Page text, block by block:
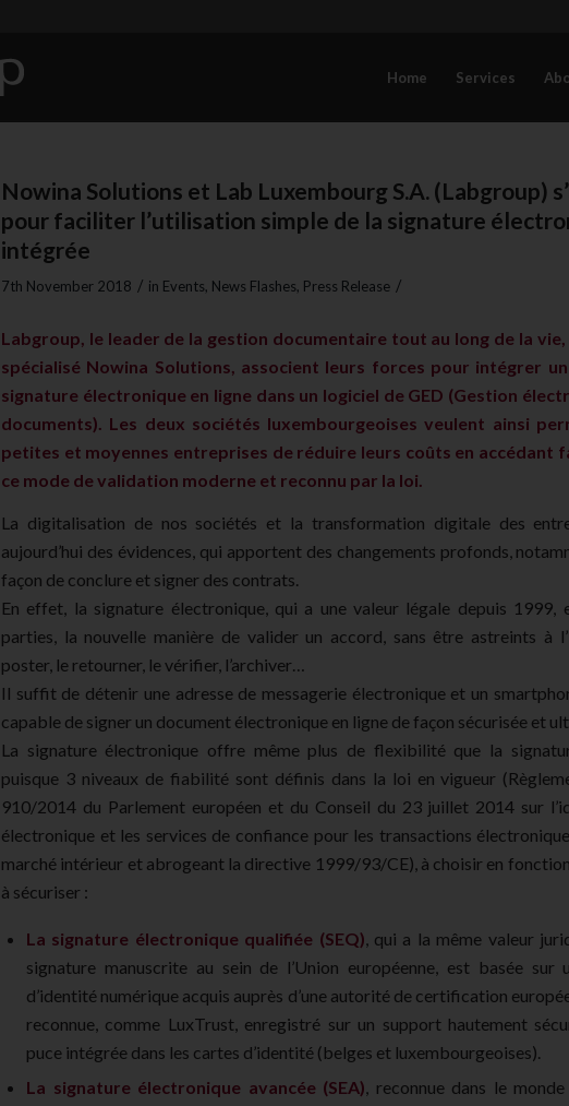
Home Services
Nowina Solutions et Lab Luxembourg S.A. (Labgroup)
pour faciliter l’utilisation simple de la signature
intégrée
7th November 2018 / in Events, News Flashes, Press Release /
Labgroup, le leader de la gestion documentaire tout au long de la vie,
spécialisé Nowina Solutions, associent leurs forces pour intégrer
signature électronique en ligne dans un logiciel de GED (Gestion
documents). Les deux sociétés luxembourgeoises veulent ainsi
petites et moyennes entreprises de réduire leurs coûts en accédant
ce mode de validation moderne et reconnu par la loi.
La digitalisation de nos sociétés et la transformation digitale des
aujourd’hui des évidences, qui apportent des changements profonds,
façon de conclure et signer des contrats.
En effet, la signature électronique, qui a une valeur légale depuis 1999,
parties, la nouvelle manière de valider un accord, sans être astreints à
poster, le retourner, le vérifier, l’archiver…
Il suffit de détenir une adresse de messagerie électronique et un
capable de signer un document électronique en ligne de façon sécurisée et
La signature électronique offre même plus de flexibilité que la
puisque 3 niveaux de fiabilité sont définis dans la loi en vigueur
910/2014 du Parlement européen et du Conseil du 23 juillet 2014 sur
électronique et les services de confiance pour les transactions
marché intérieur et abrogeant la directive 1999/93/CE), à choisir en
à sécuriser :
La signature électronique qualifiée (SEQ) , qui a la même valeur
signature manuscrite au sein de l’Union européenne, est basée sur
d’identité numérique acquis auprès d’une autorité de certification
reconnue, comme LuxTrust, enregistré sur un support hautement
puce intégrée dans les cartes d’identité (belges et luxembourgeoises).
La signature électronique avancée (SEA) , reconnue dans le